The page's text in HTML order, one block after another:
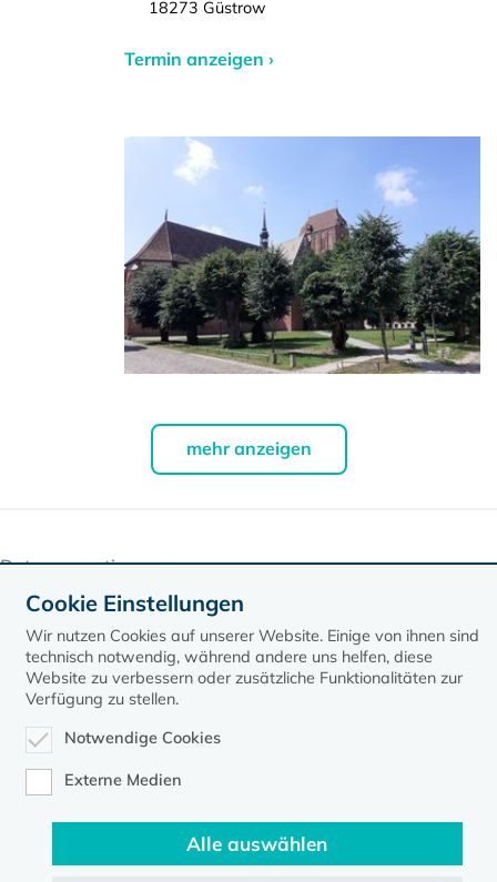
18273 Güstrow
Termin anzeigen ›
mehr anzeigen
Daten exportieren
Cookie Einstellungen
Wir nutzen Cookies auf unserer Website. Einige von ihnen sind
technisch notwendig, während andere uns helfen, diese
Website zu verbessern oder zusätzliche Funktionalitäten zur
Verfügung zu stellen.
Notwendige Cookies
Externe Medien
Alle auswählen